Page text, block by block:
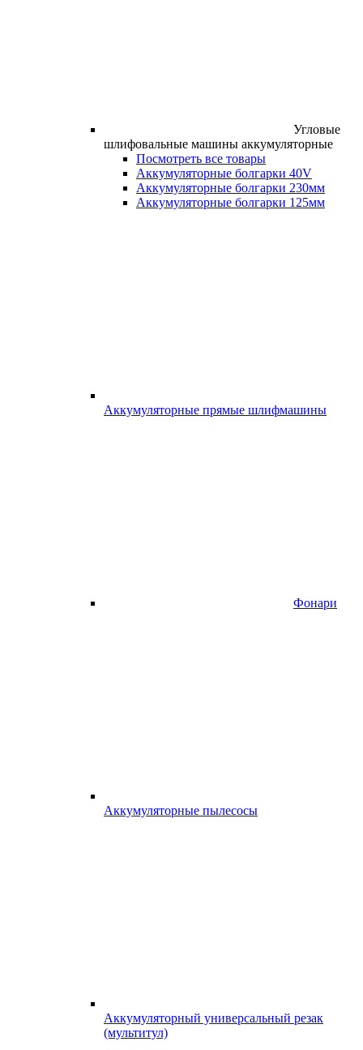
Угловые
шлифовальные машины аккумуляторные
Посмотреть все товары
Аккумуляторные болгарки 40V
Аккумуляторные болгарки 230мм
Аккумуляторные болгарки 125мм
Аккумуляторные прямые шлифмашины
Фонари
Аккумуляторные пылесосы
Аккумуляторный универсальный резак
(мультитул)